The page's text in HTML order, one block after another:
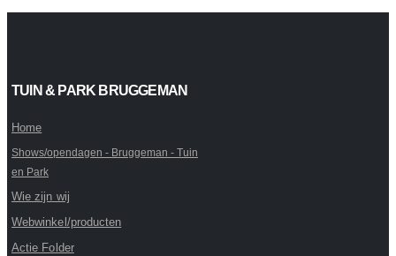
TUIN & PARK BRUGGEMAN
Home
Shows/opendagen - Bruggeman - Tuin
en Park
Wie zijn wij
Webwinkel/producten
Actie Folder